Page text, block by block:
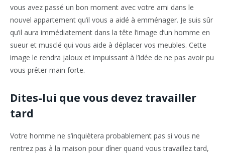
vous avez passé un bon moment avec votre ami dans le
nouvel appartement qu’il vous a aidé à emménager. Je suis sûr
qu’il aura immédiatement dans la tête l’image d’un homme en
sueur et musclé qui vous aide à déplacer vos meubles. Cette
image le rendra jaloux et impuissant à l’idée de ne pas avoir pu
vous prêter main forte.
Dites-lui que vous devez travailler
tard
Votre homme ne s’inquiètera probablement pas si vous ne
rentrez pas à la maison pour dîner quand vous travaillez tard,